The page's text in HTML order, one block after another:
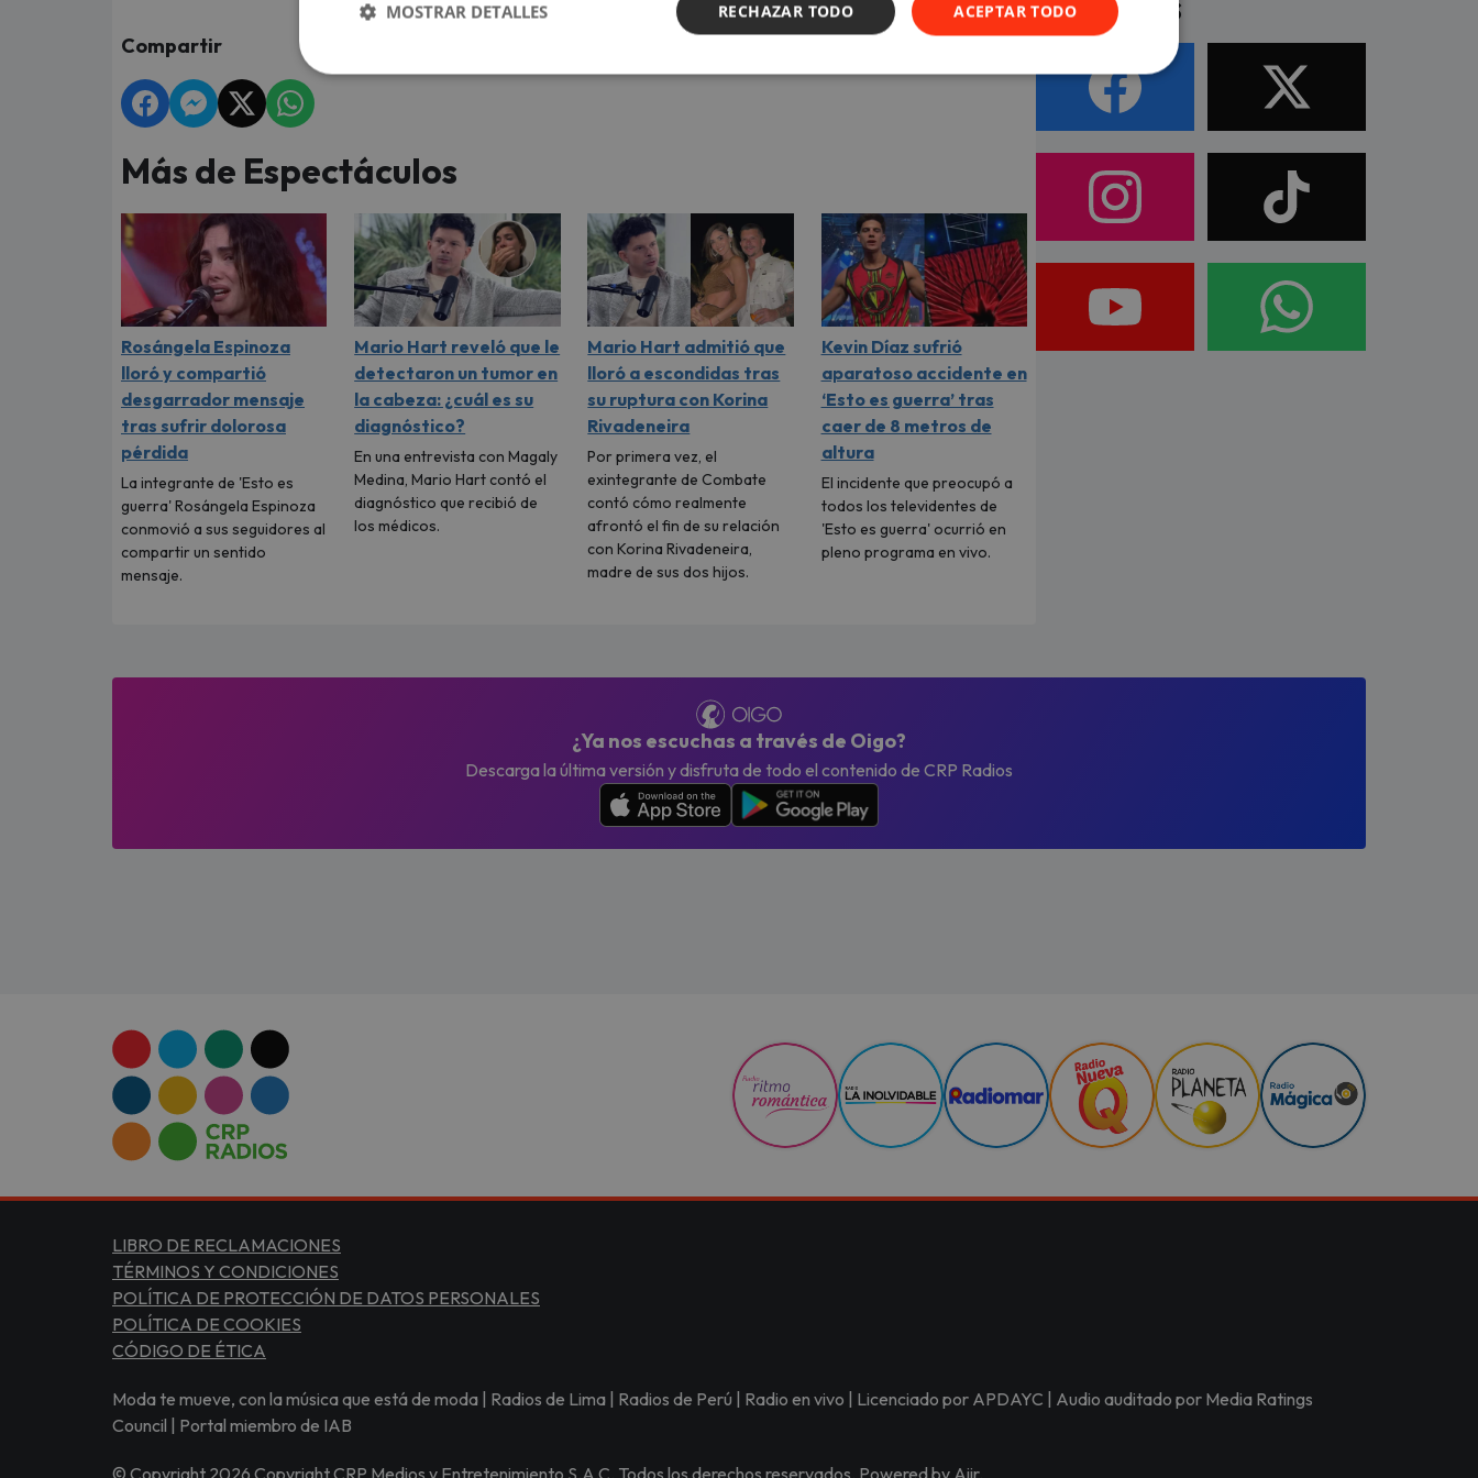
Compartir
Más de Espectáculos
Rosángela Espinoza
lloró y compartió
desgarrador mensaje
tras sufrir dolorosa
pérdida
La integrante de 'Esto es
guerra' Rosángela Espinoza
conmovió a sus seguidores al
compartir un sentido
mensaje.
Mario Hart reveló que le
detectaron un tumor en
la cabeza: ¿cuál es su
diagnóstico?
En una entrevista con Magaly
Medina, Mario Hart contó el
diagnóstico que recibió de
los médicos.
Mario Hart admitió que
lloró a escondidas tras
su ruptura con Korina
Rivadeneira
Por primera vez, el
exintegrante de Combate
contó cómo realmente
afrontó el fin de su relación
con Korina Rivadeneira,
madre de sus dos hijos.
Kevin Díaz sufrió
aparatoso accidente en
‘Esto es guerra’ tras
caer de 8 metros de
altura
El incidente que preocupó a
todos los televidentes de
'Esto es guerra' ocurrió en
pleno programa en vivo.
¿Ya nos escuchas a través de Oigo?
Descarga la última versión y disfruta de todo el contenido de CRP Radios
LIBRO DE RECLAMACIONES
TÉRMINOS Y CONDICIONES
POLÍTICA DE PROTECCIÓN DE DATOS PERSONALES
POLÍTICA DE COOKIES
CÓDIGO DE ÉTICA
Moda te mueve, con la música que está de moda | Radios de Lima | Radios de Perú | Radio en vivo | Licenciado por APDAYC | Audio auditado por Media Ratings
Council | Portal miembro de IAB
ACEPTAR TODO
RECHAZAR TODO
MOSTRAR DETALLES